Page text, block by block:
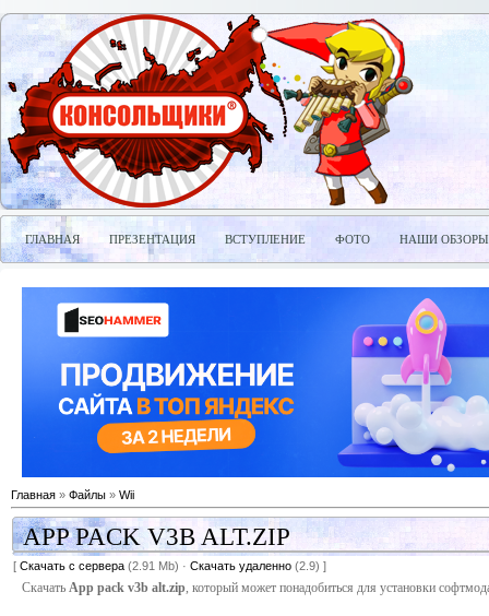
ГЛАВНАЯ ПРЕЗЕНТАЦИЯ ВСТУПЛЕНИЕ ФОТО НАШИ ОБЗОРЫ
Главная » Файлы » Wii
APP PACK V3B ALT.ZIP
[ Скачать с сервера (2.91 Mb) · Скачать удаленно (2.9) ]
Скачать App pack v3b alt.zip который может понадобиться для установки